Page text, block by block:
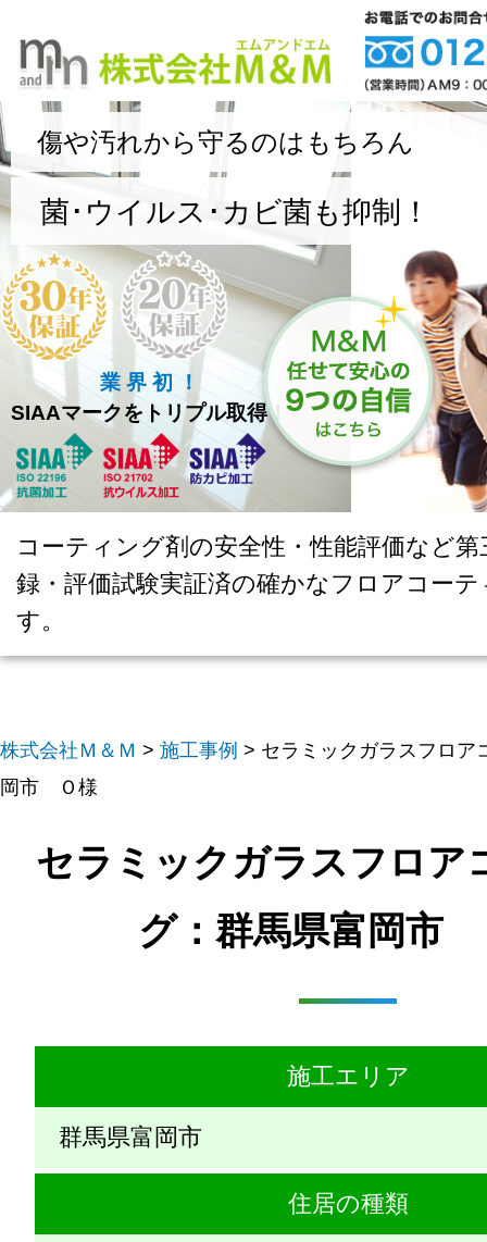
傷や汚れから守るのはもちろん
菌･ウイルス･カビ菌も抑制！
業 界 初 ！
SIAAマークをトリプル取得！
コーティング剤の安全性・性能評価など
録・評価試験実証済の確かなフロアコー
す。
株式会社Ｍ＆Ｍ > 施工事例 > セラミックガラスフロア
岡市 Ｏ様
セラミックガラスフロア
グ：群馬県富岡市
施工エリア
群馬県富岡市
住居の種類